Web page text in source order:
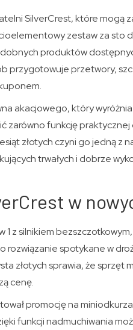
SilverCrest, które mogą
zestaw za sto
produktów
przygotowuje przetwory,
akacjowego, który wyróżnia
zarówno funkcję
złotych czyni go jedną z
trwałych i dobrze
w
1 z silnikiem
rozwiązanie spotykane w
złotych sprawia, że sprzęt
cenę.
promocję na
funkcji nadmuchiwania